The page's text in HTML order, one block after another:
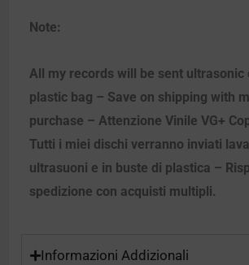
Note:
All my records will be sent ultrasonic
plastic bag – Save on shipping with
purchase – Attenzione Vinile VG+
Tutti i miei dischi verranno inviati
ultrasuoni e in buste di plastica –
spedizione con acquisti multipli.
Informazioni Addizionali